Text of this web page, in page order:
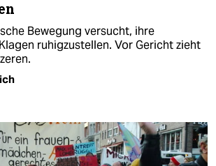
Bewegung versucht, ihre
ruhigzustellen. Vor Gericht zieht